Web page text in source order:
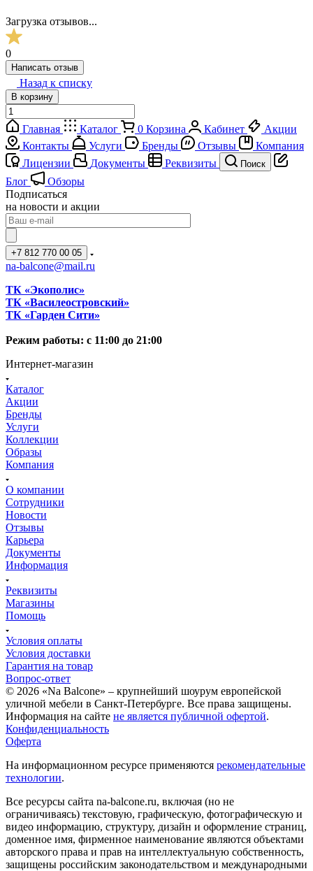
Загрузка отзывов...
0
Написать отзыв
Назад к списку
В корзину
Главная Каталог 0 Корзина Кабинет
Акции
Контакты
Услуги Бренды Отзывы
Компания
Лицензии
Документы Реквизиты Поиск
Блог
Обзоры
Подписаться
на новости и акции
+7 812 770 00 05
na-balcone@mail.ru
ТК «Экополис»
ТК «Василеостровский»
ТК «Гарден Сити»
Режим работы: с 11:00 до 21:00
Интернет-магазин
Каталог
Акции
Бренды
Услуги
Коллекции
Образы
Компания
О компании
Сотрудники
Новости
Отзывы
Карьера
Документы
Информация
Реквизиты
Магазины
Помощь
Условия оплаты
Условия доставки
Гарантия на товар
Вопрос-ответ
© 2026 «Na Balcone» – крупнейший шоурум европейской
уличной мебели в Санкт-Петербурге. Все права защищены.
Информация на сайте не является публичной офертой.
Конфиденциальность
Оферта
На информационном ресурсе применяются рекомендательные
технологии.
Все ресурсы сайта na-balcone.ru, включая (но не
ограничиваясь) текстовую, графическую, фотографическую и
видео информацию, структуру, дизайн и оформление страниц,
доменное имя, фирменное наименование являются объектами
авторского права и прав на интеллектуальную собственность,
защищены российским законодательством и международными